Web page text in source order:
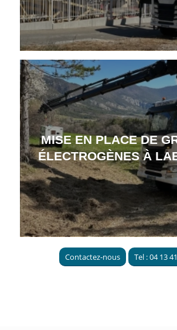
MISE EN PLACE DE
ÉLECTROGÈNES À
Contactez-nous Tel : 04 13